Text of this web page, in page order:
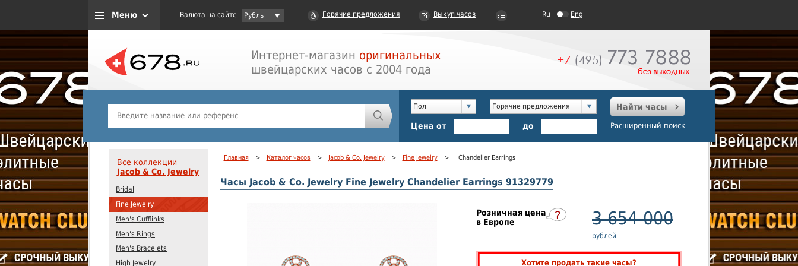
Меню Валюта на сайте Рубль Горячие предложения Выкуп часов Ru Eng
Интернет-магазин оригинальных
швейцарских часов с 2004 года
Пол Горячие предложения
Найти часы
Цена от
до Расширенный поиск
Все коллекции
Jacob & Co. Jewelry
Bridal
Fine Jewelry
Men's Cufflinks
Men's Rings
Men's Bracelets
High Jewelry
Главная > Каталог часов > Jacob & Co. Jewelry > Fine Jewelry > Chandelier Earrings
Часы Jacob & Co. Jewelry Fine Jewelry Chandelier Earrings 91329779
Розничная цена
в Европе
3 654 000
рублей
Хотите продать такие часы?